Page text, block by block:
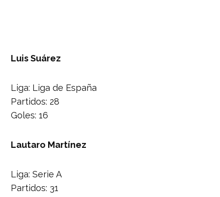
Luis Suárez
Liga: Liga de España
Partidos: 28
Goles: 16
Lautaro Martínez
Liga: Serie A
Partidos: 31